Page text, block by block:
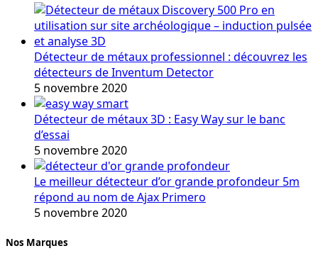
Détecteur de métaux professionnel : découvrez les
détecteurs de Inventum Detector
5 novembre 2020
Détecteur de métaux 3D : Easy Way sur le banc
d’essai
5 novembre 2020
Le meilleur détecteur d’or grande profondeur 5m
répond au nom de Ajax Primero
5 novembre 2020
Nos Marques